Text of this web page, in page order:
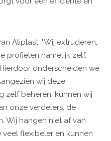
Aliplast: "Wij extruderen,
profielen namelijk zelf.
onderscheiden we
wij deze
zelf beheren, kunnen wij
onze verdelers, de
Wij hangen niet af van
veel flexibeler en kunnen